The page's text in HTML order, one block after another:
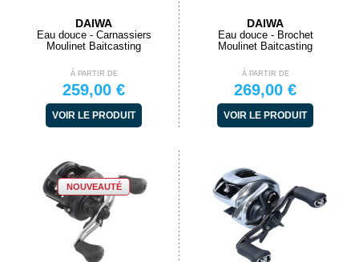
DAIWA
Eau douce - Carnassiers
Moulinet Baitcasting
À PARTIR DE
259,00 €
VOIR LE PRODUIT
DAIWA
Eau douce - Brochet
Moulinet Baitcasting
À PARTIR DE
269,00 €
VOIR LE PRODUIT
NOUVEAUTÉ